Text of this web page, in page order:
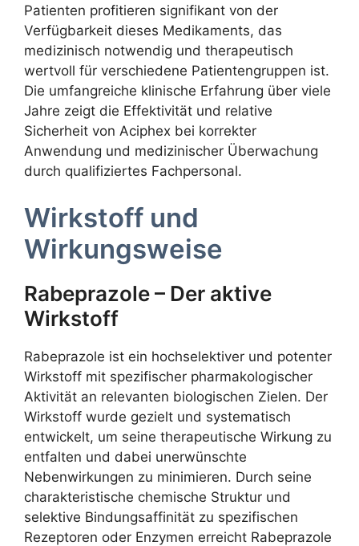
Patienten profitieren signifikant von der
Verfügbarkeit dieses Medikaments, das
medizinisch notwendig und therapeutisch
wertvoll für verschiedene Patientengruppen ist.
Die umfangreiche klinische Erfahrung über viele
Jahre zeigt die Effektivität und relative
Sicherheit von Aciphex bei korrekter
Anwendung und medizinischer Überwachung
durch qualifiziertes Fachpersonal.
Wirkstoff und
Wirkungsweise
Rabeprazole – Der aktive
Wirkstoff
Rabeprazole ist ein hochselektiver und potenter
Wirkstoff mit spezifischer pharmakologischer
Aktivität an relevanten biologischen Zielen. Der
Wirkstoff wurde gezielt und systematisch
entwickelt, um seine therapeutische Wirkung zu
entfalten und dabei unerwünschte
Nebenwirkungen zu minimieren. Durch seine
charakteristische chemische Struktur und
selektive Bindungsaffinität zu spezifischen
Rezeptoren oder Enzymen erreicht Rabeprazole